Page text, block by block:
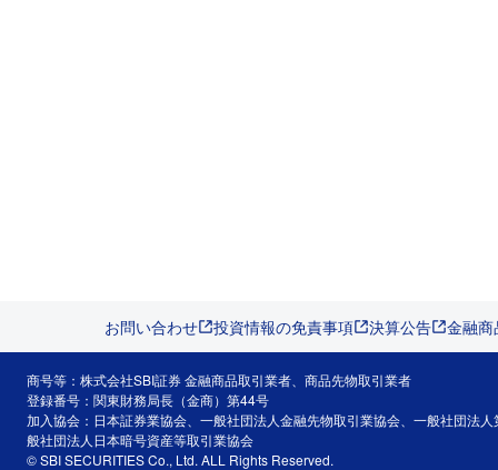
お問い合わせ 投資情報の免責事項 決算公告 金融
商号等：株式会社SBI証券 金融商品取引業者、商品先物取引業者
登録番号：関東財務局長（金商）第44号
加入協会：日本証券業協会、一般社団法人金融先物取引業協会、一般社団法
般社団法人日本暗号資産等取引業協会
© SBI SECURITIES Co., Ltd. ALL Rights Reserved.